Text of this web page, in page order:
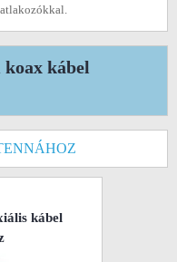
koax kábel
kábel